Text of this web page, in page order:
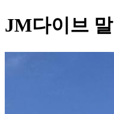
JM다이브